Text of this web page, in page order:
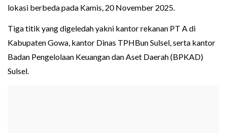
lokasi berbeda pada Kamis, 20 November 2025.
Tiga titik yang digeledah yakni kantor rekanan PT A di
Kabupaten Gowa, kantor Dinas TPHBun Sulsel, serta kantor
Badan Pengelolaan Keuangan dan Aset Daerah (BPKAD)
Sulsel.